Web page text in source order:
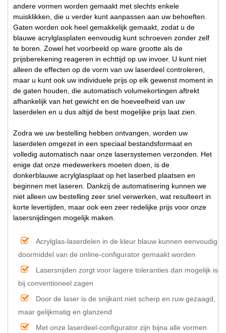
andere vormen worden gemaakt met slechts enkele
muisklikken, die u verder kunt aanpassen aan uw behoeften.
Gaten worden ook heel gemakkelijk gemaakt, zodat u de
blauwe acrylglasplaten eenvoudig kunt schroeven zonder zelf
te boren. Zowel het voorbeeld op ware grootte als de
prijsberekening reageren in echttijd op uw invoer. U kunt niet
alleen de effecten op de vorm van uw laserdeel controleren,
maar u kunt ook uw individuele prijs op elk gewenst moment in
de gaten houden, die automatisch volumekortingen aftrekt
afhankelijk van het gewicht en de hoeveelheid van uw
laserdelen en u dus altijd de best mogelijke prijs laat zien.
Zodra we uw bestelling hebben ontvangen, worden uw
laserdelen omgezet in een speciaal bestandsformaat en
volledig automatisch naar onze lasersystemen verzonden. Het
enige dat onze medewerkers moeten doen, is de
donkerblauwe acrylglasplaat op het laserbed plaatsen en
beginnen met laseren. Dankzij de automatisering kunnen we
niet alleen uw bestelling zeer snel verwerken, wat resulteert in
korte levertijden, maar ook een zeer redelijke prijs voor onze
lasersnijdingen mogelijk maken.
Acrylglas-laserdelen in de kleur blauw kunnen eenvoudig
doormiddel van de online-configurator gemaakt worden
Lasersnijden zorgt voor lagere toleranties dan mogelijk is
bij conventioneel zagen
Door de laser is de snijkant niet scherp en ruw gezaagd,
maar gelijkmatig en glanzend
Met onze laserdeel-configurator zijn bijna alle vormen